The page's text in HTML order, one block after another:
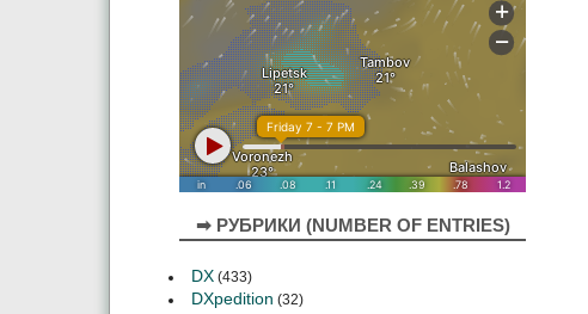
➡ РУБРИКИ (NUMBER OF ENTRIES)
DX (433)
DXpedition (32)